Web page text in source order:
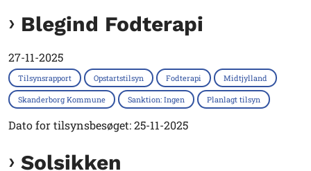
Blegind Fodterapi
27-11-2025
Tilsynsrapport Opstartstilsyn Fodterapi Midtjylland
Skanderborg Kommune Sanktion: Ingen Planlagt tilsyn
Dato for tilsynsbesøget: 25-11-2025
Solsikken